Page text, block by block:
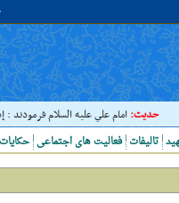
حدیث:امام علي عليه السلام فرمودند :
حکایات فعالیت های اجتماعی تالیفات